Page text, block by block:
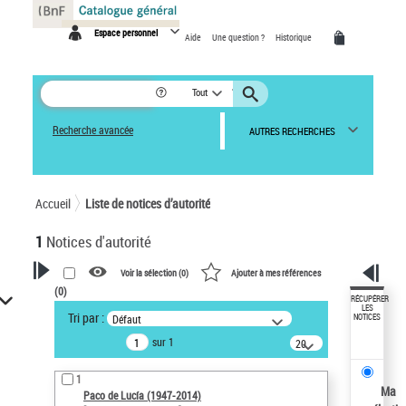
Espace personnel Aide Une question ? Historique
Tout
Recherche avancée AUTRES RECHERCHES
Accueil Liste de notices d’autorité
1 Notices d'autorité
VOTRE RECHERCHE
Recherche avancée dans les
notices d’autorité
Œuvres liées à l'auteur :
Paco de Lucía (1947-2014)
Voir la sélection (0) Ajouter à mes références
(0)
Tri par : Défaut
sur 1
20
résultats/page
1
Paco de Lucía (1947-2014)
RÉCUPÉRER
LES
NOTICES
Ma
Panneau de gestion des cookies